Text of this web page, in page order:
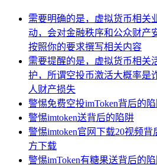
需要明确的是，虚拟货币相关
动，会对金融秩序和公众财产
按照你的要求撰写相关内容
需要提醒的是，虚拟货币相关
护，所谓空投币激活大概率是
人财产损失
警惕免费空投imToken背后的
警惕imtoken送背后的陷阱
警惕imtoken官网下载20视频背
方下载
警惕imToken有糖果送背后的